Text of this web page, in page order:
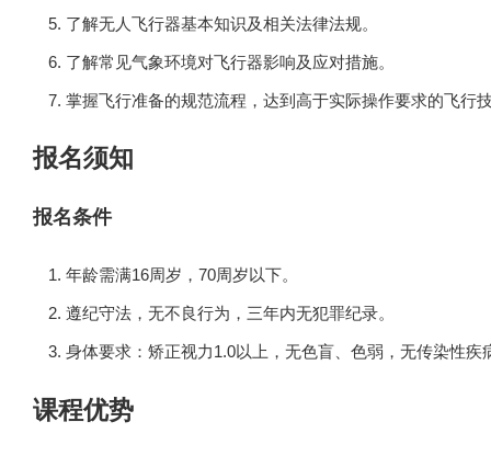
了解无人飞行器基本知识及相关法律法规。
了解常见气象环境对飞行器影响及应对措施。
掌握飞行准备的规范流程，达到高于实际操作要求的飞行
报名须知
报名条件
年龄需满16周岁，70周岁以下。
遵纪守法，无不良行为，三年内无犯罪纪录。
身体要求：矫正视力1.0以上，无色盲、色弱，无传染性
课程优势